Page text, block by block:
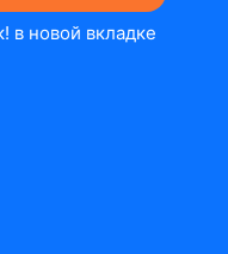
в новой вкладке